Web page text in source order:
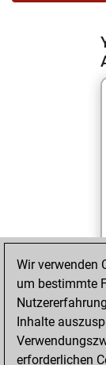
Wir verwenden
um bestimmte
Inhalte
erforderlichen